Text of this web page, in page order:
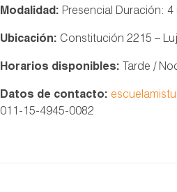
Modalidad: Presencial Duración: 4
Ubicación: Constitución 2215 –
Horarios disponibles: Tarde /
Datos de contacto:
011-15-4945-0082